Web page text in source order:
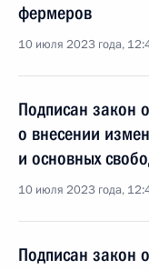
фермеров
10 июля 2023 года,
Подписан закон
о внесении
и основных
10 июля 2023 года,
Подписан закон